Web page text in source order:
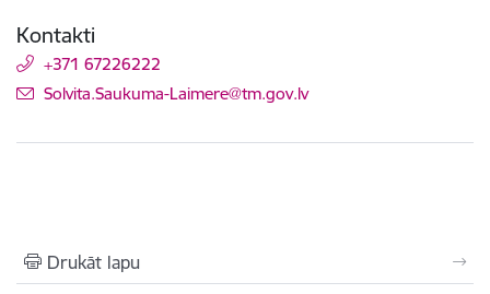
Kontakti
+371 67226222
E-pasts:
Solvita.Saukuma-Laimere@tm.gov.lv
Drukāt lapu